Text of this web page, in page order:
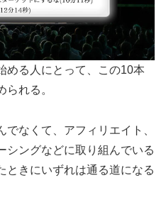
める人にとって、この10本
れる。
なくて、アフィリエイト、
シングなどに取り組んでいる
ときにいずれは通る道になる